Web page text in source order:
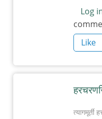
हुडा
by
त्यागमूर्ती
Log
Like
त्यागमूर्ती